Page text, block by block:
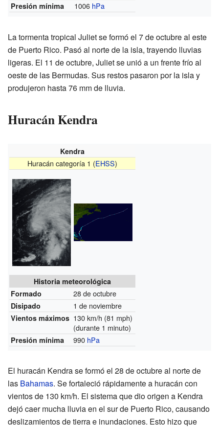
Presión mínima 1006 hPa
La tormenta tropical Juliet se formó el 7 de octubre al este
de Puerto Rico. Pasó al norte de la isla, trayendo lluvias
ligeras. El 11 de octubre, Juliet se unió a un frente frío al
oeste de las Bermudas. Sus restos pasaron por la isla y
produjeron hasta 76 mm de lluvia.
Huracán Kendra
Kendra
Huracán categoría 1 (EHSS)
Historia meteorológica
Formado
28 de octubre
Disipado 1 de noviembre
Vientos máximos 130 km/h (81 mph)
(durante 1 minuto)
Presión mínima 990 hPa
El huracán Kendra se formó el 28 de octubre al norte de
las Bahamas. Se fortaleció rápidamente a huracán con
vientos de 130 km/h. El sistema que dio origen a Kendra
dejó caer mucha lluvia en el sur de Puerto Rico, causando
deslizamientos de tierra e inundaciones. Esto hizo que